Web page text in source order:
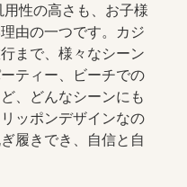
性の高さも、お子様
由の一つです。カジ
まで、様々なシーン
ティー、ビーチでの
、どんなシーンにも
ッポンデザインなの
履きでき、自信と自